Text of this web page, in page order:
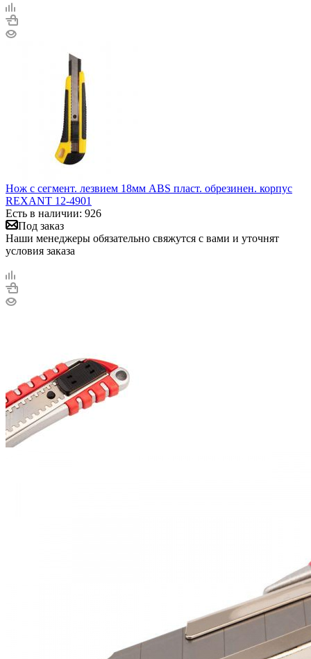
Нож с сегмент. лезвием 18мм ABS пласт. обрезинен. корпус
REXANT 12-4901
Есть в наличии: 926
Под заказ
Наши менеджеры обязательно свяжутся с вами и уточнят
условия заказа